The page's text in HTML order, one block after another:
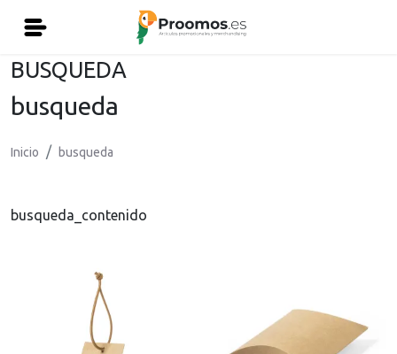
BUSQUEDA
busqueda
Inicio busqueda
busqueda_contenido